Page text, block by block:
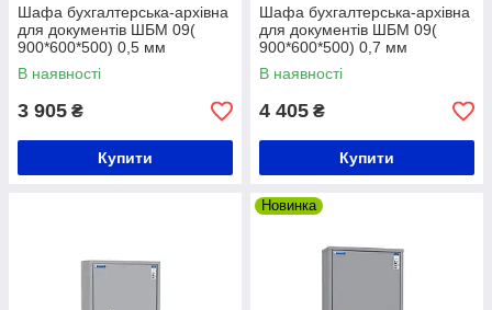
Шафа бухгалтерська-архівна
для документів ШБМ 09(
900*600*500) 0,5 мм
В наявності
3 905 ₴
Купити
Шафа бухгалтерська-архівна
для документів ШБМ 09(
900*600*500) 0,7 мм
В наявності
4 405 ₴
Купити
Новинка